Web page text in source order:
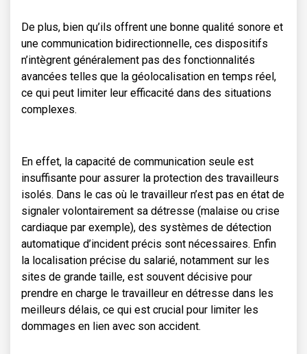
De plus, bien qu’ils offrent une bonne qualité sonore et
une communication bidirectionnelle, ces dispositifs
n’intègrent généralement pas des fonctionnalités
avancées telles que la géolocalisation en temps réel,
ce qui peut limiter leur efficacité dans des situations
complexes.
En effet, la capacité de communication seule est
insuffisante pour assurer la protection des travailleurs
isolés. Dans le cas où le travailleur n’est pas en état de
signaler volontairement sa détresse (malaise ou crise
cardiaque par exemple), des systèmes de détection
automatique d’incident précis sont nécessaires. Enfin
la localisation précise du salarié, notamment sur les
sites de grande taille, est souvent décisive pour
prendre en charge le travailleur en détresse dans les
meilleurs délais, ce qui est crucial pour limiter les
dommages en lien avec son accident.